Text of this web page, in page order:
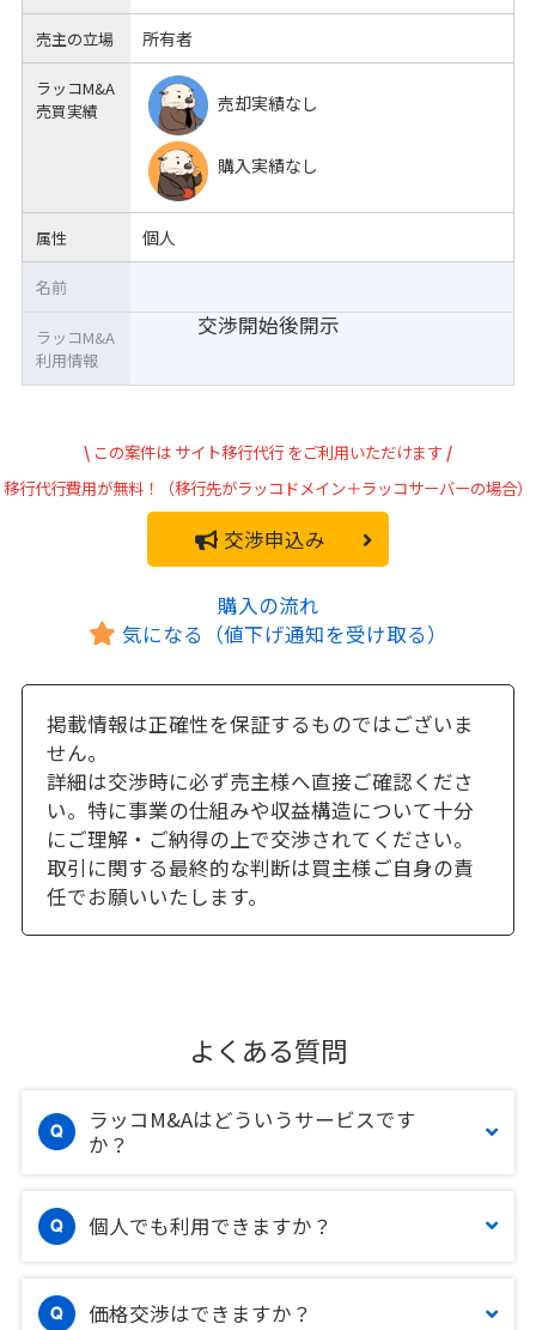
売主の立場 所有者
ラッコM&A
売買実績
売却実績なし
購入実績なし
属性 個人
交渉開始後開示
名前
ラッコM&A
利用情報
\ この案件は サイト移行代行 をご利用いただけます /
移行代行費用が無料！（移行先がラッコドメイン＋ラッコサーバーの場合）
交渉申込み
購入の流れ
気になる（値下げ通知を受け取る）
掲載情報は正確性を保証するものではございま
せん。
詳細は交渉時に必ず売主様へ直接ご確認くださ
い。特に事業の仕組みや収益構造について十分
にご理解・ご納得の上で交渉されてください。
取引に関する最終的な判断は買主様ご自身の責
任でお願いいたします。
よくある質問
ラッコM&Aはどういうサービスです
か？
個人でも利用できますか？
価格交渉はできますか？